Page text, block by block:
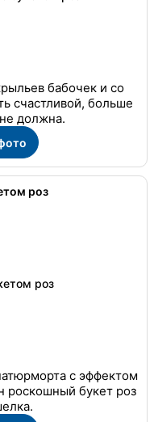
бабочек и со
счастливой, больше
должна.
роз
с эффектом
роскошный букет роз